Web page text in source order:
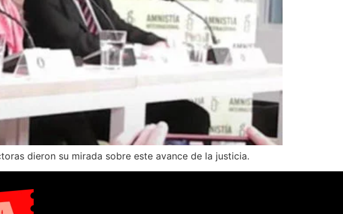
dieron su mirada sobre este avance de la justicia.